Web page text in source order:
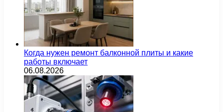
Когда нужен ремонт балконной плиты и какие
работы включает
06.08.2026